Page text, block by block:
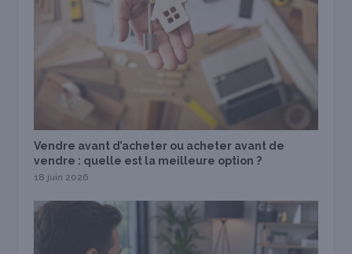
Vendre avant d’acheter ou acheter avant de
vendre : quelle est la meilleure option ?
18 juin 2026